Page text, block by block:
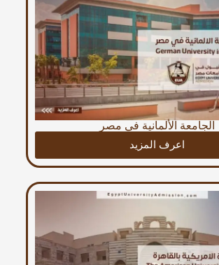
الجامعة الألمانية في مصر
اعرف المزيد